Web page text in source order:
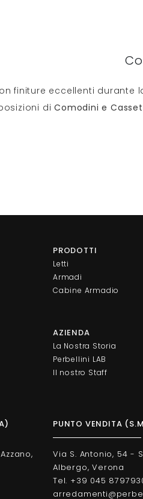
finiture eccellenti
diComodini e
PRODOTTI
Letti
Armadi
Cabine Armadio
AZIENDA
La Nostra Storia
Perbellini LAB
Il nostro Staff
PUNTO VENDITA
Via S. Antonio, 54 -
Albergo, Verona
Tel. +39 045